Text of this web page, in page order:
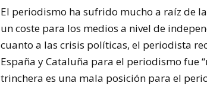
El periodismo ha sufrido mucho a raíz de
un coste para los medios a nivel de
cuanto a las crisis políticas, el periodista
España y Cataluña para el periodismo fue
trinchera es una mala posición para el